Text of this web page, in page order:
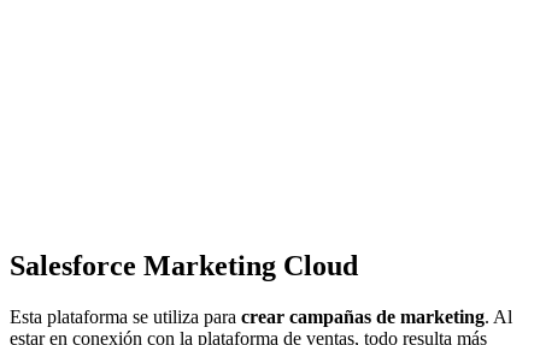
Salesforce Marketing Cloud
Esta plataforma se utiliza para crear campañas de marketing. Al
estar en conexión con la plataforma de ventas, todo resulta más